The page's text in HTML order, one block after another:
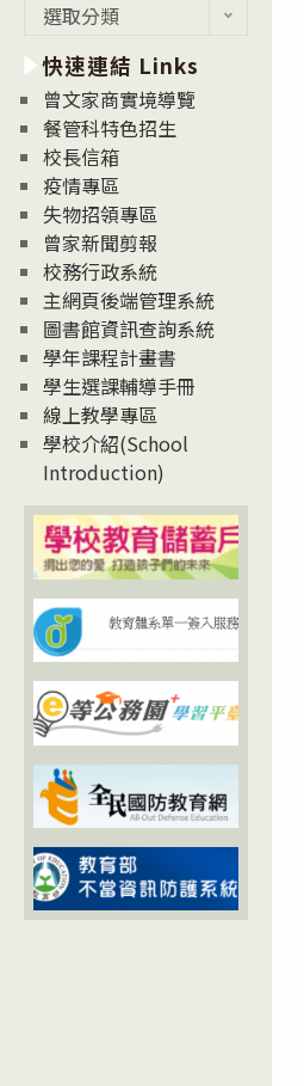
消
息
News
選取分類
快速連結 Links
曾文家商實境導覽
餐管科特色招生
校長信箱
疫情專區
失物招領專區
曾家新聞剪報
校務行政系統
主網頁後端管理系統
圖書館資訊查詢系統
學年課程計畫書
學生選課輔導手冊
線上教學專區
學校介紹(School
Introduction)